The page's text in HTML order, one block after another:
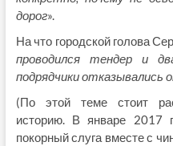
дорог».
На что городской голова
проводился тендер и
подрядчики отказывались
(По этой теме стоит
историю. В январе 2017
покорный слуга вместе с